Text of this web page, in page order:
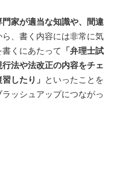
門家が適当な知識や、間違
ら、書く内容には非常に気
くにあたって 「弁理士試
法や法改正の内容をチェ
したり」 といったことを
ッシュアップにつながっ